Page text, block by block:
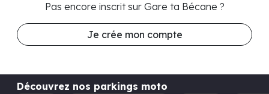
Pas encore inscrit sur Gare ta Bécane ?
Je crée mon compte
Découvrez nos parkings moto